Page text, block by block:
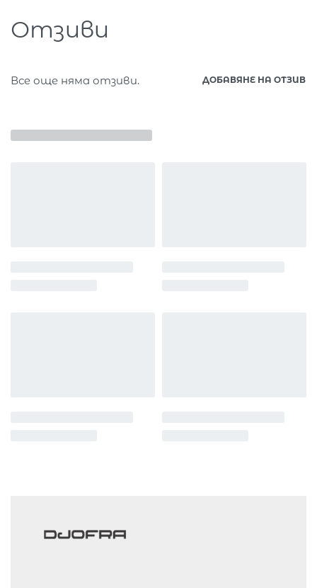
Отзиви
Все още няма отзиви. ДОБАВЯНЕ НА ОТЗИВ